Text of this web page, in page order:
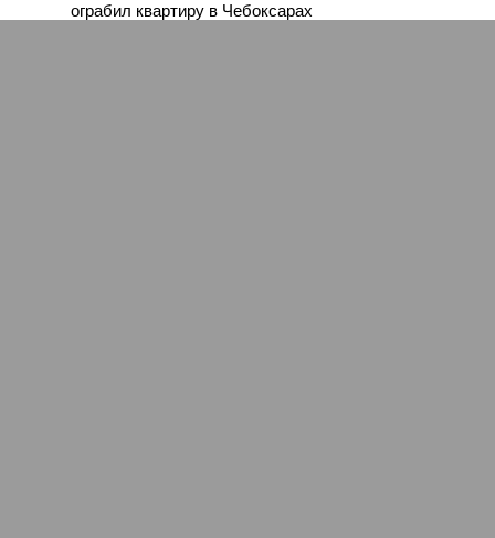
ограбил квартиру в Чебоксарах